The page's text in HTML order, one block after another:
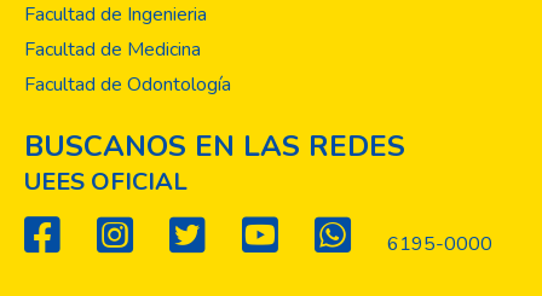
Facultad de Ingenieria
Facultad de Medicina
Facultad de Odontología
BUSCANOS EN LAS REDES
UEES OFICIAL
6195-0000